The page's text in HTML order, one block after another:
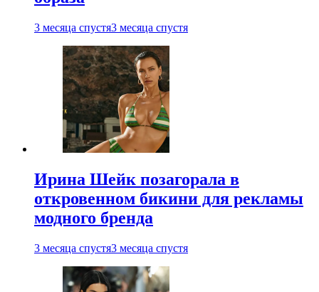
3 месяца спустя3 месяца спустя
Ирина Шейк позагорала в
откровенном бикини для рекламы
модного бренда
3 месяца спустя3 месяца спустя